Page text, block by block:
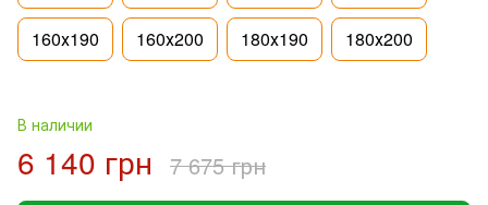
160х190 160х200 180х190 180х200
В наличии
6 140 грн 7 675 грн